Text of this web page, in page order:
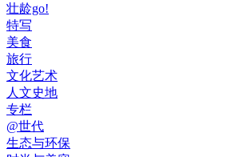
壮龄go!
特写
美食
旅行
文化艺术
人文史地
专栏
@世代
生态与环保